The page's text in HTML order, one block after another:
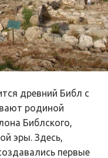
древний Библ с
родиной
Библского,
эры. Здесь,
первые